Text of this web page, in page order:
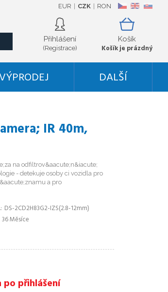
CZ EN SK
EUR CZK RON
Košík
Košík je prázdný
Přihlášení
(Registrace)
VÝPRODEJ DALŠÍ
IR 40m,
na odfiltrov&aacute;n&iacute;
- detekuje osoby ci vozidla pro
a pro
DS-2CD2H83G2-IZS(2.8-12mm)
36 Měsíce
po přihlášení